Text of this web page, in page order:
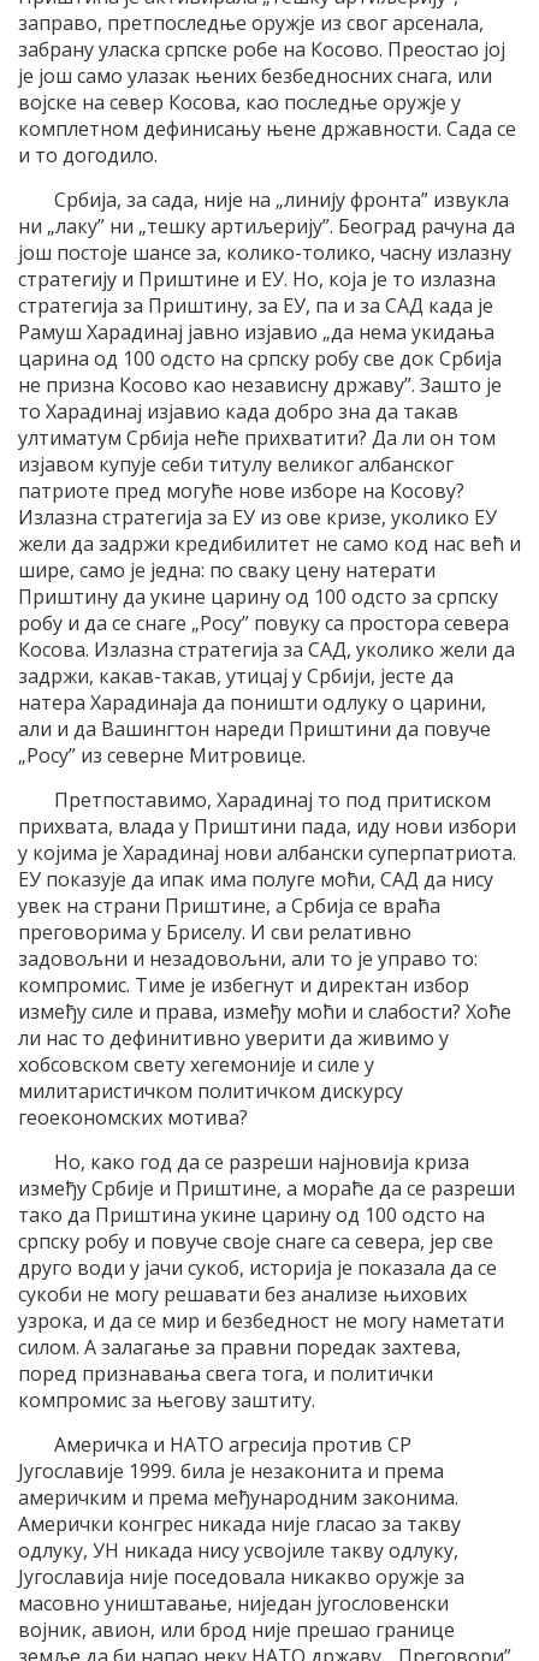
заправо, претпоследње оружје из свог арсенала,
забрану уласка српске робе на Косово. Преостао јој
је још само улазак њених безбедносних снага, или
војске на север Косова, као последње оружје у
комплетном дефинисању њене државности. Сада се
и то догодило.
Србија, за сада, није на „линију фронта” извукла
ни „лаку” ни „тешку артиљерију”. Београд рачуна да
још постоје шансе за, колико-толико, часну излазну
стратегију и Приштине и ЕУ. Но, која је то излазна
стратегија за Приштину, за ЕУ, па и за САД када је
Рамуш Харадинај јавно изјавио „да нема укидања
царина од 100 одсто на српску робу све док Србија
не призна Косово као независну државу”. Зашто је
то Харадинај изјавио када добро зна да такав
ултиматум Србија неће прихватити? Да ли он том
изјавом купује себи титулу великог албанског
патриоте пред могуће нове изборе на Косову?
Излазна стратегија за ЕУ из ове кризе, уколико ЕУ
жели да задржи кредибилитет не само код нас већ и
шире, само је једна: по сваку цену натерати
Приштину да укине царину од 100 одсто за српску
робу и да се снаге „Росу” повуку са простора севера
Косова. Излазна стратегија за САД, уколико жели да
задржи, какав-такав, утицај у Србији, јесте да
натера Харадинаја да поништи одлуку о царини,
али и да Вашингтон нареди Приштини да повуче
„Росу” из северне Митровице.
Претпоставимо, Харадинај то под притиском
прихвата, влада у Приштини пада, иду нови избори
у којима је Харадинај нови албански суперпатриота.
ЕУ показује да ипак има полуге моћи, САД да нису
увек на страни Приштине, а Србија се враћа
преговорима у Бриселу. И сви релативно
задовољни и незадовољни, али то је управо то:
компромис. Тиме је избегнут и директан избор
између силе и права, између моћи и слабости? Хоће
ли нас то дефинитивно уверити да живимо у
хобсовском свету хегемоније и силе у
милитаристичком политичком дискурсу
геоекономских мотива?
Но, како год да се разреши најновија криза
између Србије и Приштине, а мораће да се разреши
тако да Приштина укине царину од 100 одсто на
српску робу и повуче своје снаге са севера, јер све
друго води у јачи сукоб, историја је показала да се
сукоби не могу решавати без анализе њихових
узрока, и да се мир и безбедност не могу наметати
силом. А залагање за правни поредак захтева,
поред признавања свега тога, и политички
компромис за његову заштиту.
Америчка и НАТО агресија против СР
Југославије 1999. била је незаконита и према
америчким и према међународним законима.
Амерички конгрес никада није гласао за такву
одлуку, УН никада нису усвојиле такву одлуку,
Југославија није поседовала никакво оружје за
масовно уништавање, ниједан југословенски
војник, авион, или брод није прешао границе